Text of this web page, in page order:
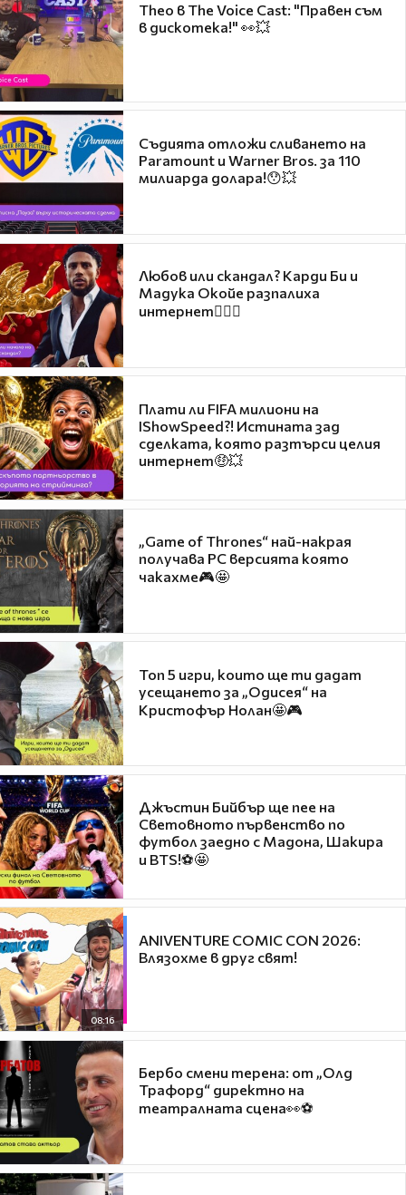
Theo в The Voice Cast: "Правен съм
в дискотека!" 👀💥
Съдията отложи сливането на
Paramount и Warner Bros. за 110
милиарда долара!😯💥
Любов или скандал? Карди Би и
Мадука Окойе разпалиха
интернет❤️‍🔥🔥
Плати ли FIFA милиони на
IShowSpeed?! Истината зад
сделката, която разтърси целия
интернет🤑💥
„Game of Thrones“ най-накрая
получава PC версията която
чакахме🎮🤩
Топ 5 игри, които ще ти дадат
усещането за „Одисея“ на
Кристофър Нолан🤩🎮
Джъстин Бийбър ще пее на
Световното първенство по
футбол заедно с Мадона, Шакира
и BTS!⚽🤩
08:16
ANIVENTURE COMIC CON 2026:
Влязохме в друг свят!
Бербо смени терена: от „Олд
Трафорд“ директно на
театралната сцена👀⚽